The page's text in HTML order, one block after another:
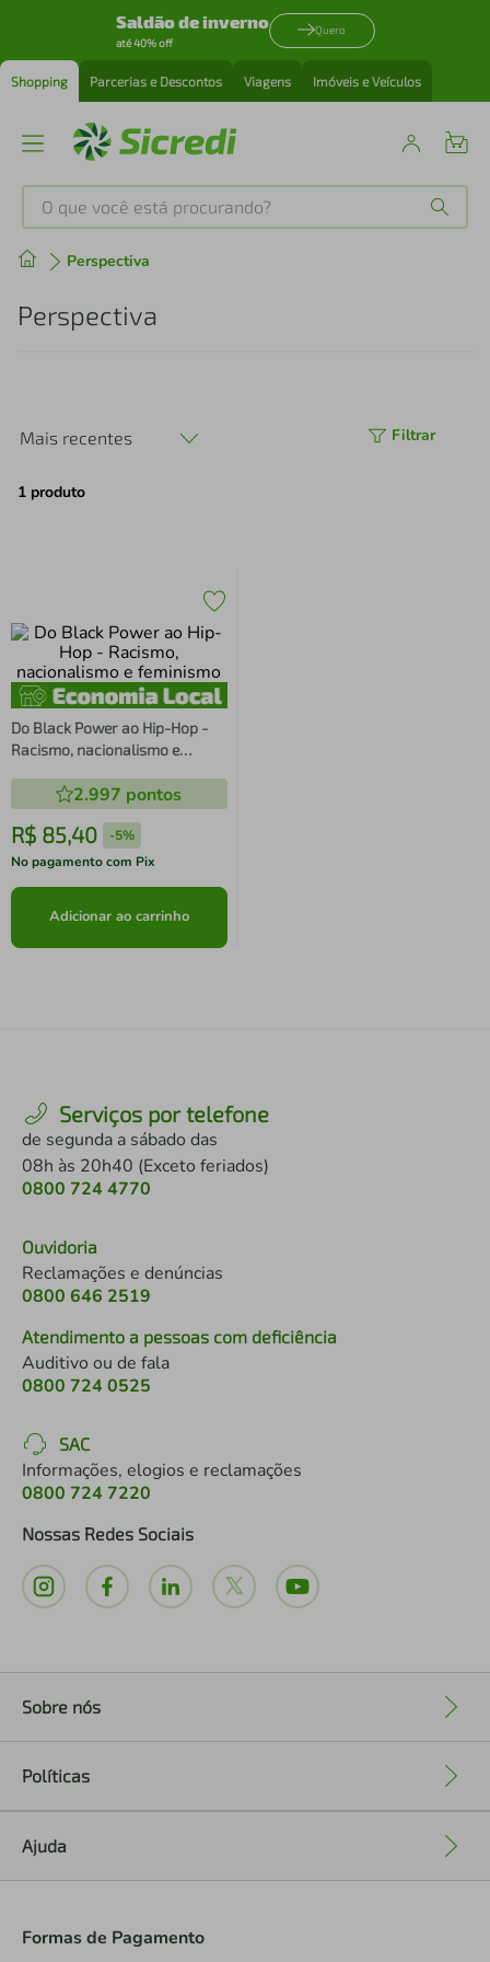
Saldão de inverno
até 40% off
Quero
Shopping Parcerias e Descontos Viagens Imóveis e Veículos
O que você está procurando?
Perspectiva
Perspectiva
Mais recentes Filtrar
1 produto
Do Black Power ao Hip-Hop -
Racismo, nacionalismo e
2.997 pontos
R$ 85,40 -5%
No pagamento com Pix
Adicionar ao carrinho
Serviços por telefone
de segunda a sábado das
08h às 20h40 (Exceto feriados)
0800 724 4770
Ouvidoria
Reclamações e denúncias
0800 646 2519
Atendimento a pessoas com deficiência
Auditivo ou de fala
0800 724 0525
SAC
Informações, elogios e reclamações
0800 724 7220
Nossas Redes Sociais
Sobre nós
Políticas
Ajuda
Formas de Pagamento
Produtos mais buscados
tenis
perfume
4º